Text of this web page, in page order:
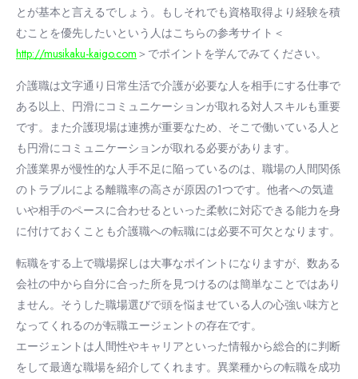
とが基本と言えるでしょう。もしそれでも資格取得より経験を積
むことを優先したいという人はこちらの参考サイト＜
http://musikaku-kaigo.com ＞でポイントを学んでみてください。
介護職は文字通り日常生活で介護が必要な人を相手にする仕事で
ある以上、円滑にコミュニケーションが取れる対人スキルも重要
です。また介護現場は連携が重要なため、そこで働いている人と
も円滑にコミュニケーションが取れる必要があります。
介護業界が慢性的な人手不足に陥っているのは、職場の人間関係
のトラブルによる離職率の高さが原因の1つです。他者への気遣
いや相手のペースに合わせるといった柔軟に対応できる能力を身
に付けておくことも介護職への転職には必要不可欠となります。
転職をする上で職場探しは大事なポイントになりますが、数ある
会社の中から自分に合った所を見つけるのは簡単なことではあり
ません。そうした職場選びで頭を悩ませている人の心強い味方と
なってくれるのが転職エージェントの存在です。
エージェントは人間性やキャリアといった情報から総合的に判断
をして最適な職場を紹介してくれます。異業種からの転職を成功